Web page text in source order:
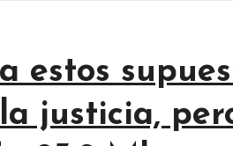
estos
justicia,